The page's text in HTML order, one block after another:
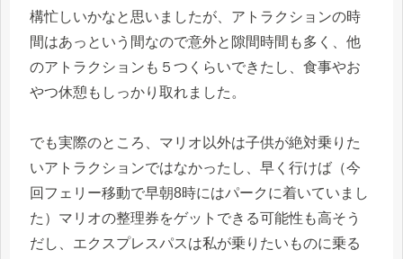
構忙しいかなと思いましたが、アトラクションの時
間はあっという間なので意外と隙間時間も多く、他
のアトラクションも５つくらいできたし、食事やお
やつ休憩もしっかり取れました。
でも実際のところ、マリオ以外は子供が絶対乗りた
いアトラクションではなかったし、早く行けば（今
回フェリー移動で早朝8時にはパークに着いていまし
た）マリオの整理券をゲットできる可能性も高そう
だし、エクスプレスパスは私が乗りたいものに乗る